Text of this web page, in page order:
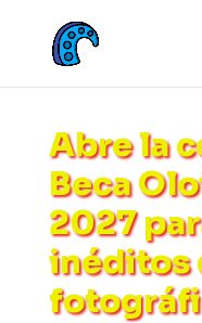
Abre la
Beca
2027
inéditos